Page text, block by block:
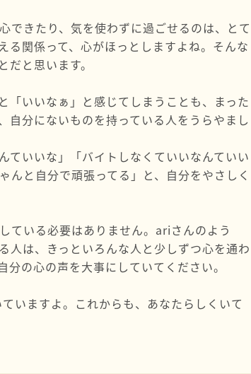
できたり、気を使わずに過ごせるのは、とて
る関係って、心がほっとしますよね。そんな
と思います。
「いいなぁ」と感じてしまうことも、まった
自分にないものを持っている人をうらやまし
ていいな」「バイトしなくていいなんていい
んと自分で頑張ってる」と、自分をやさしく
ている必要はありません。ariさんのよう
人は、きっといろんな人と少しずつ心を通わ
の心の声を大事にしていてください。
いますよ。これからも、あなたらしくいて